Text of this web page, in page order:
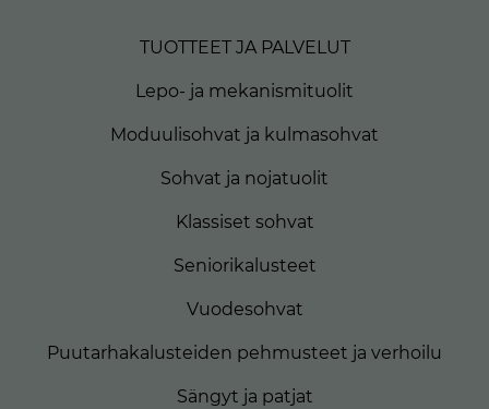
TUOTTEET JA PALVELUT
Lepo- ja mekanismituolit
Moduulisohvat ja kulmasohvat
Sohvat ja nojatuolit
Klassiset sohvat
Seniorikalusteet
Vuodesohvat
Puutarhakalusteiden pehmusteet ja verhoilu
Sängyt ja patjat